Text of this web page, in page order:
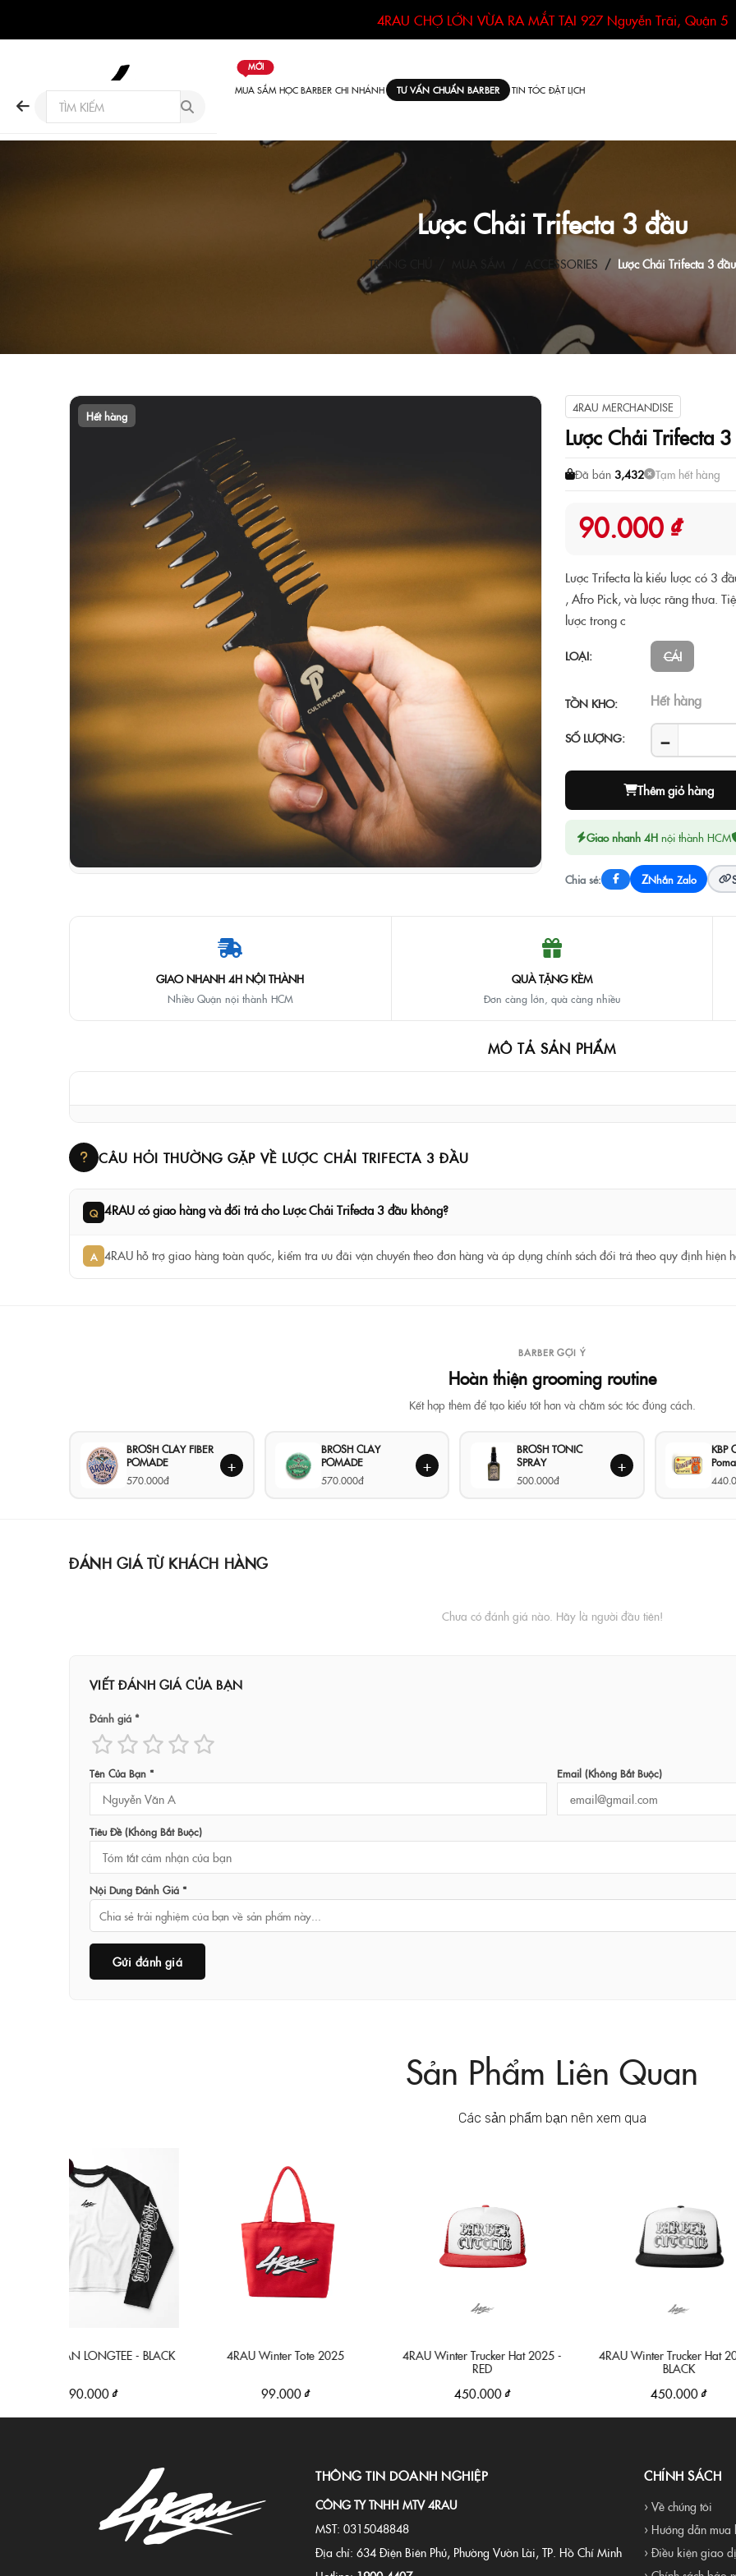
4RAU CHỢ LỚN VỪA RA MẮT TẠI 927 Nguyễn Trãi, Quận 5
MUA SẮM
MỚI
HỌC BARBER CHI NHÁNH TƯ VẤN CHUẨN BARBER TIN TÓC ĐẶT LỊCH
Lược Chải Trifecta 3 đầu
TRANG CHỦ MUA SẮM ACCESSORIES Lược Chải Trifecta 3 đầu
Hết hàng
4RAU MERCHANDISE
Lược Chải Trifecta
Đã bán 3,432 Tạm hết hàng
90.000 ₫
Lược Trifecta là kiểu lược có 3
, Afro Pick, và lược răng thưa.
lược trong c
LOẠI: CÁI
TỒN KHO: Hết hàng
SỐ LƯỢNG: −
Thêm giỏ hàng
Giao nhanh 4H nội thành HCM
Chia sẻ: ZNhắn Zalo
GIAO NHANH 4H NỘI THÀNH
Nhiều Quận nội thành HCM
QUÀ TẶNG KÈM
Đơn càng lớn, quà càng nhiều
MÔ TẢ SẢN PHẨM
CÂU HỎI THƯỜNG GẶP VỀ LƯỢC CHẢI TRIFECTA 3 ĐẦU
Q 4RAU có giao hàng và đổi trả cho Lược Chải Trifecta 3 đầu không?
A 4RAU hỗ trợ giao hàng toàn quốc, kiểm tra ưu đãi vận chuyển theo đơn hàng và áp dụng chính sách đổi trả theo quy định hiện
BARBER GỢI Ý
Hoàn thiện grooming routine
Kết hợp thêm để tạo kiểu tốt hơn và chăm sóc tóc đúng cách.
BROSH CLAY FIBER
POMADE
570.000đ
+
BROSH CLAY
POMADE
570.000đ
+
BROSH TONIC
SPRAY
500.000đ
+
KBP
ĐÁNH GIÁ TỪ KHÁCH HÀNG
Chưa có đánh giá nào. Hãy là người đầu tiên!
VIẾT ĐÁNH GIÁ CỦA BẠN
Đánh giá *
Tên Của Bạn * Email (không Bắt Buộc)
Tiêu Đề (không Bắt Buộc)
Nội Dung Đánh Giá *
Gửi đánh giá
Sản Phẩm Liên Quan
Các sản phẩm bạn nên xem qua
LONGTEE - BLACK 4RAU Winter Tote 2025
4RAU Winter Trucker Hat 2025 -
4RAU Winter Trucker Hat 2025 -
THÔNG TIN DOANH NGHIỆP
CÔNG TY TNHH MTV 4RAU
MST: 0315048848
Địa chỉ: 634 Điện Biên Phủ, Phường Vườn Lài, TP. Hồ Chí Minh
CHÍNH SÁCH
› Về chúng tôi
› Hướng dẫn mua
› Điều kiện giao